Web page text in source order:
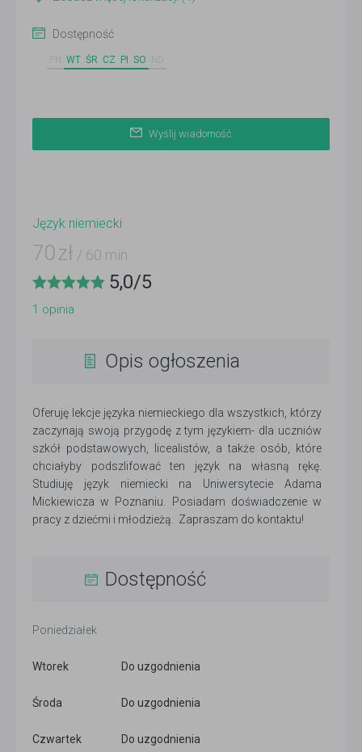
Dostępność
WT ŚR CZ PI SO
Wyślij wiadomość
Język niemiecki
70 zł / 60 min
5,0/5
1 opinia
Opis ogłoszenia
Oferuję lekcje języka niemieckiego dla wszystkich, którzy
zaczynają swoją przygodę z tym językiem- dla uczniów
szkół podstawowych, licealistów, a także osób, które
chciałyby podszlifować ten język na własną rękę.
Studiuję język niemiecki na Uniwersytecie Adama
Mickiewicza w Poznaniu. Posiadam doświadczenie w
pracy z dziećmi i młodzieżą. Zapraszam do kontaktu!
Dostępność
Poniedziałek
Wtorek Do uzgodnienia
Środa Do uzgodnienia
Czwartek Do uzgodnienia